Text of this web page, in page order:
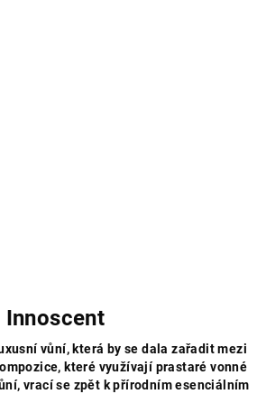
vůní, která by se dala zařadit mezi
které využívají prastaré vonné
vrací se zpět k přírodním esenciálním